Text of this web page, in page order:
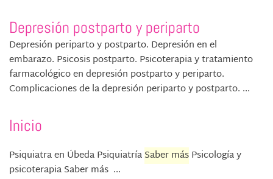
Depresión postparto y periparto
Depresión periparto y postparto. Depresión en el
embarazo. Psicosis postparto. Psicoterapia y tratamiento
farmacológico en depresión postparto y periparto.
Complicaciones de la depresión periparto y postparto. ...
Inicio
Psiquiatra en Úbeda PsiquiatríaSaber másPsicología y
psicoterapia Saber más ...